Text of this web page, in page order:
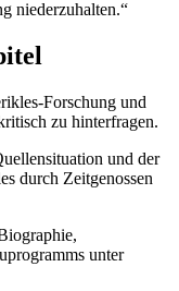
niederzuhalten.“
Forschung und
zu hinterfragen.
und der
durch Zeitgenossen
unter